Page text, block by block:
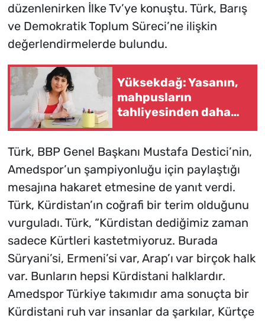
düzenlenirken İlke Tv’ye konuştu. Türk, Barış
ve Demokratik Toplum Süreci’ne ilişkin
değerlendirmelerde bulundu.
Yüksekdağ: Yasanın,
mahpusların
tahliyesinden daha
Türk, BBP Genel Başkanı Mustafa Destici’nin,
Amedspor’un şampiyonluğu için paylaştığı
mesajına hakaret etmesine de yanıt verdi.
Türk, Kürdistan’ın coğrafi bir terim olduğunu
vurguladı. Türk, “Kürdistan dediğimiz zaman
sadece Kürtleri kastetmiyoruz. Burada
Süryani’si, Ermeni’si var, Arap’ı var birçok halk
var. Bunların hepsi Kürdistani halklardır.
Amedspor Türkiye takımıdır ama sonuçta bir
Kürdistani ruh var insanlar da şarkılar, Kürtçe